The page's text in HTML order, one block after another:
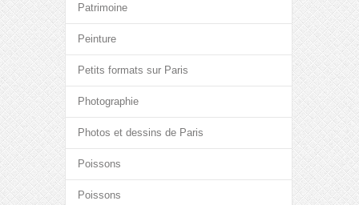
Patrimoine
Peinture
Petits formats sur Paris
Photographie
Photos et dessins de Paris
Poissons
Poissons